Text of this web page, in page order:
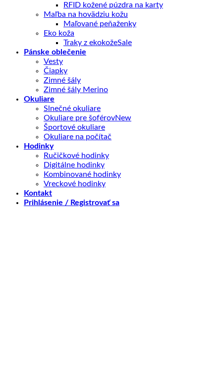
RFID kožené púzdra na karty
Maľba na hovädziu kožu
Maľované peňaženky
Eko koža
Traky z ekokože
Pánske oblečenie
Vesty
Čiapky
Zimné šály
Zimné šály Merino
Okuliare
Slnečné okuliare
Okuliare pre šoférov
Športové okuliare
Okuliare na počítač
Hodinky
Ručičkové hodinky
Digitálne hodinky
Kombinované hodinky
Vreckové hodinky
Kontakt
Prihlásenie / Registrovať sa